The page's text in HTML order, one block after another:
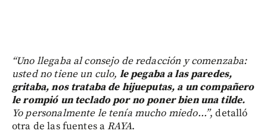
“Uno llegaba al consejo de redacción y comenzaba:
usted no tiene un culo, le pegaba a las paredes,
gritaba, nos trataba de hijueputas, a un compañero
le rompió un teclado por no poner bien una tilde.
Yo personalmente le tenía mucho miedo...”, detalló
otra de las fuentes aRAYA.